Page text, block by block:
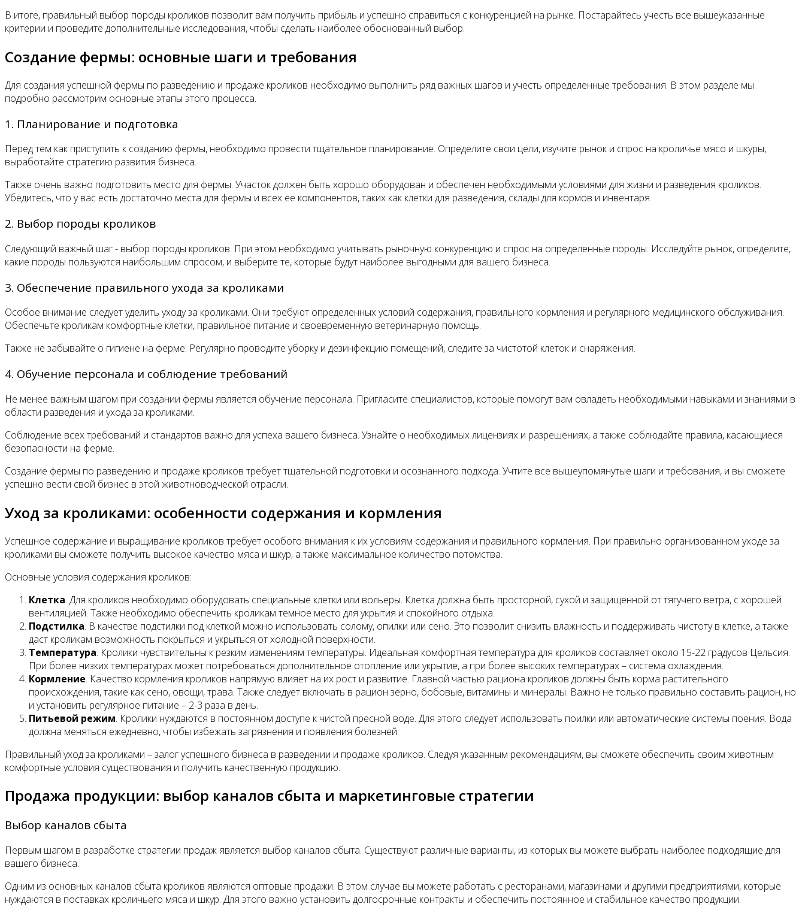
В итоге, правильный выбор породы кроликов позволит вам получить прибыль и успешно справиться с конкуренцией на рынке. Постарайтесь учесть все вышеуказанные
критерии и проведите дополнительные исследования, чтобы сделать наиболее обоснованный выбор.
Создание фермы: основные шаги и требования
Для создания успешной фермы по разведению и продаже кроликов необходимо выполнить ряд важных шагов и учесть определенные требования. В этом разделе мы
подробно рассмотрим основные этапы этого процесса.
1. Планирование и подготовка
Перед тем как приступить к созданию фермы, необходимо провести тщательное планирование. Определите свои цели, изучите рынок и спрос на кроличье мясо и шкуры,
выработайте стратегию развития бизнеса.
Также очень важно подготовить место для фермы. Участок должен быть хорошо оборудован и обеспечен необходимыми условиями для жизни и разведения кроликов.
Убедитесь, что у вас есть достаточно места для фермы и всех ее компонентов, таких как клетки для разведения, склады для кормов и инвентаря.
2. Выбор породы кроликов
Следующий важный шаг - выбор породы кроликов. При этом необходимо учитывать рыночную конкуренцию и спрос на определенные породы. Исследуйте рынок, определите,
какие породы пользуются наибольшим спросом, и выберите те, которые будут наиболее выгодными для вашего бизнеса.
3. Обеспечение правильного ухода за кроликами
Особое внимание следует уделить уходу за кроликами. Они требуют определенных условий содержания, правильного кормления и регулярного медицинского обслуживания.
Обеспечьте кроликам комфортные клетки, правильное питание и своевременную ветеринарную помощь.
Также не забывайте о гигиене на ферме. Регулярно проводите уборку и дезинфекцию помещений, следите за чистотой клеток и снаряжения.
4. Обучение персонала и соблюдение требований
Не менее важным шагом при создании фермы является обучение персонала. Пригласите специалистов, которые помогут вам овладеть необходимыми навыками и знаниями в
области разведения и ухода за кроликами.
Соблюдение всех требований и стандартов важно для успеха вашего бизнеса. Узнайте о необходимых лицензиях и разрешениях, а также соблюдайте правила, касающиеся
безопасности на ферме.
Создание фермы по разведению и продаже кроликов требует тщательной подготовки и осознанного подхода. Учтите все вышеупомянутые шаги и требования, и вы сможете
успешно вести свой бизнес в этой животноводческой отрасли.
Уход за кроликами: особенности содержания и кормления
Успешное содержание и выращивание кроликов требует особого внимания к их условиям содержания и правильного кормления. При правильно организованном уходе за
кроликами вы сможете получить высокое качество мяса и шкур, а также максимальное количество потомства.
Основные условия содержания кроликов:
Клетка. Для кроликов необходимо оборудовать специальные клетки или вольеры. Клетка должна быть просторной, сухой и защищенной от тягучего ветра, с хорошей
вентиляцией. Также необходимо обеспечить кроликам темное место для укрытия и спокойного отдыха.
Подстилка. В качестве подстилки под клеткой можно использовать солому, опилки или сено. Это позволит снизить влажность и поддерживать чистоту в клетке, а также
даст кроликам возможность покрыться и укрыться от холодной поверхности.
Температура. Кролики чувствительны к резким изменениям температуры. Идеальная комфортная температура для кроликов составляет около 15-22 градусов Цельсия.
При более низких температурах может потребоваться дополнительное отопление или укрытие, а при более высоких температурах – система охлаждения.
Кормление. Качество кормления кроликов напрямую влияет на их рост и развитие. Главной частью рациона кроликов должны быть корма растительного
происхождения, такие как сено, овощи, трава. Также следует включать в рацион зерно, бобовые, витамины и минералы. Важно не только правильно составить рацион, но
и установить регулярное питание – 2-3 раза в день.
Питьевой режим. Кролики нуждаются в постоянном доступе к чистой пресной воде. Для этого следует использовать поилки или автоматические системы поения. Вода
должна меняться ежедневно, чтобы избежать загрязнения и появления болезней.
Правильный уход за кроликами – залог успешного бизнеса в разведении и продаже кроликов. Следуя указанным рекомендациям, вы сможете обеспечить своим животным
комфортные условия существования и получить качественную продукцию.
Продажа продукции: выбор каналов сбыта и маркетинговые стратегии
Выбор каналов сбыта
Первым шагом в разработке стратегии продаж является выбор каналов сбыта. Существуют различные варианты, из которых вы можете выбрать наиболее подходящие для
вашего бизнеса.
Одним из основных каналов сбыта кроликов являются оптовые продажи. В этом случае вы можете работать с ресторанами, магазинами и другими предприятиями, которые
нуждаются в поставках кроличьего мяса и шкур. Для этого важно установить долгосрочные контракты и обеспечить постоянное и стабильное качество продукции.